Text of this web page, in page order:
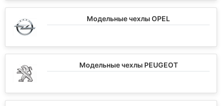
Модельные чехлы OPEL
Модельные чехлы PEUGEOT